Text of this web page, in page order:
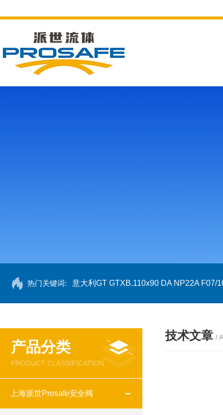
热门关键词: 意大利GT GTXB.110x90 DA NP22A F07/
产品分类
PRODUCT CLASSIFICATION
上海派世Prosafe安全阀
技术文章 /